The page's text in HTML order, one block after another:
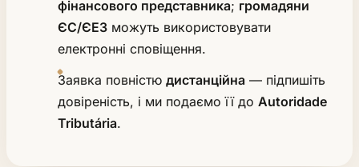
фінансового представника; громадяни
ЄС/ЄЕЗ можуть використовувати
електронні сповіщення.
Заявка повністю дистанційна — підпишіть
довіреність, і ми подаємо її до Autoridade
Tributária.